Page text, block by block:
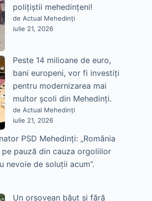
polițiștii mehedințeni!
de Actual Mehedinți
iulie 21, 2026
Peste 14 milioane de euro,
bani europeni, vor fi investiți
pentru modernizarea mai
multor școli din Mehedinți.
de Actual Mehedinți
iulie 21, 2026
PSD Mehedinți: „România
pauză din cauza orgoliilor
nevoie de soluții acum”.
Un orșovean băut și fără